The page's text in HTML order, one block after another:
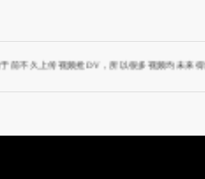
由于前不久上传视频抢DV，所以很多视频均未